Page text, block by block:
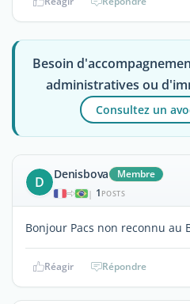
Besoin
administratives ou
Consultez un
D Denisbova Membre
| 1 POSTS
Bonjour Pacs non reconnu au
Réagir Répondre